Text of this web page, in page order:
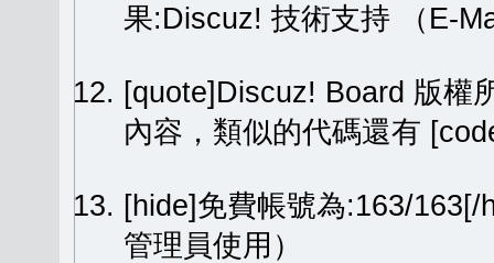
果:Discuz! 技術支持 （E-
[quote]Discuz! Board 版
內容，類似的代碼還有
[hide]免費帳號為:163/
管理員使用）